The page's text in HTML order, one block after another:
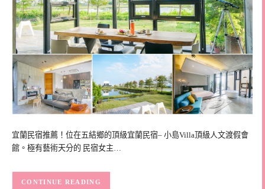
宜蘭民宿推薦！位在五結鄉的頂級宜蘭民宿– 小島Villa頂級人文渡假會
館。極有藝術天分的 民宿女主…
CONTINUE READING